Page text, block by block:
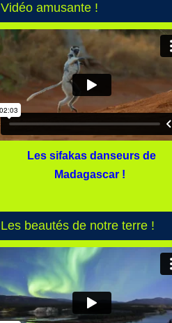
Vidéo amusante !
Les sifakas danseurs de
Madagascar !
Les beautés de notre terre !